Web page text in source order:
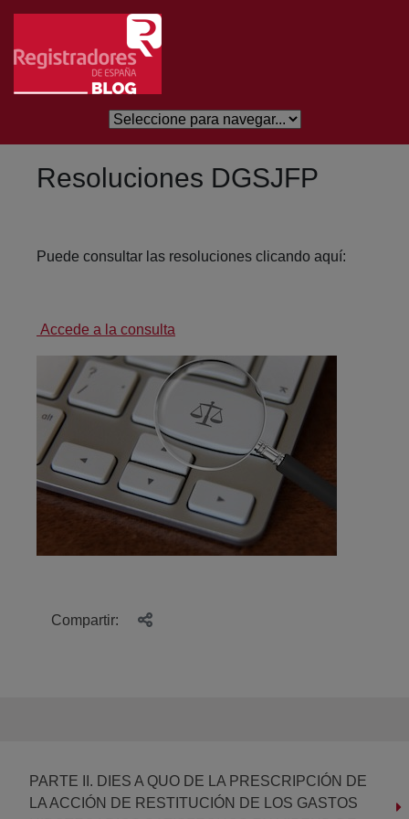
Eduki nagusira joan
Resoluciones DGSJFP
Puede consultar las resoluciones clicando aquí:
Accede a la consulta
Compartir:
PARTE II. DIES A QUO DE LA PRESCRIPCIÓN DE
LA ACCIÓN DE RESTITUCIÓN DE LOS GASTOS